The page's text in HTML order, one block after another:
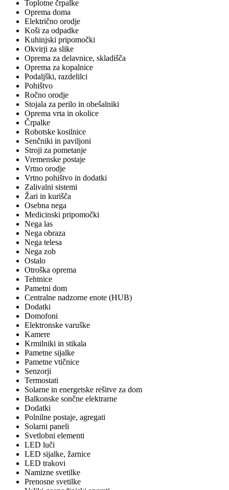
Toplotne črpalke
Oprema doma
Električno orodje
Koši za odpadke
Kuhinjski pripomočki
Okvirji za slike
Oprema za delavnice, skladišča
Oprema za kopalnice
Podaljški, razdelilci
Pohištvo
Ročno orodje
Stojala za perilo in obešalniki
Oprema vrta in okolice
Črpalke
Robotske kosilnice
Senčniki in paviljoni
Stroji za pometanje
Vremenske postaje
Vrtno orodje
Vrtno pohištvo in dodatki
Zalivalni sistemi
Žari in kurišča
Osebna nega
Medicinski pripomočki
Nega las
Nega obraza
Nega telesa
Nega zob
Ostalo
Otroška oprema
Tehtnice
Pametni dom
Centralne nadzorne enote (HUB)
Dodatki
Domofoni
Elektronske varuške
Kamere
Krmilniki in stikala
Pametne sijalke
Pametne vtičnice
Senzorji
Termostati
Solarne in energetske rešitve za dom
Balkonske sončne elektrarne
Dodatki
Polnilne postaje, agregati
Solarni paneli
Svetlobni elementi
LED luči
LED sijalke, žarnice
LED trakovi
Namizne svetilke
Prenosne svetilke